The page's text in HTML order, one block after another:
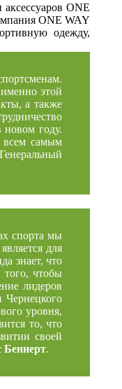
ONE
ONE WAY
одежду,
этой
а также
новом году.
всем самым
спорта мы
для
знает, что
того, чтобы
лидеров
уровня,
то, что
своей
Беннерт.